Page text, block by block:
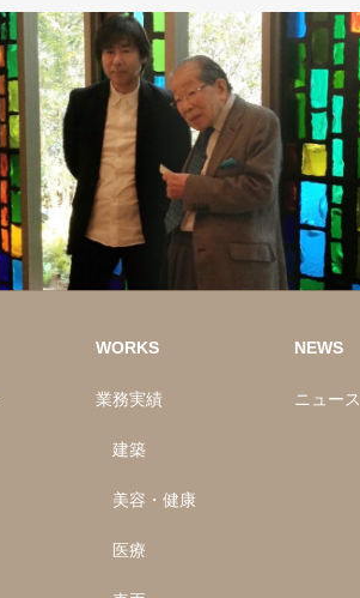
WORKS
業務実績
建築
美容・健康
医療
NEWS
ニュース